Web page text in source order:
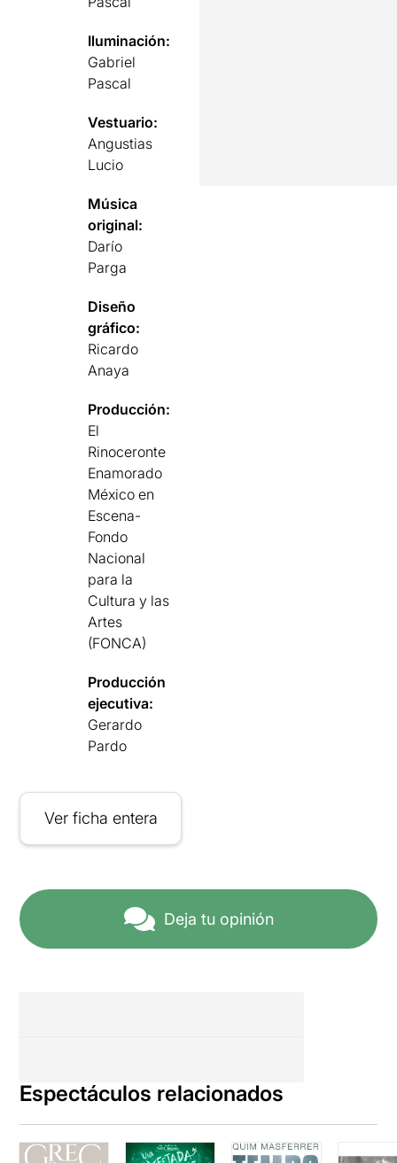
Iluminación:
Gabriel
Pascal
Vestuario:
Angustias
Lucio
Música
original:
Darío
Parga
Diseño
gráfico:
Ricardo
Anaya
Producción:
El
Rinoceronte
Enamorado
México en
Escena-
Fondo
Nacional
para la
Cultura y las
Artes
(FONCA)
Producción
ejecutiva:
Gerardo
Pardo
Ver ficha entera
Deja tu opinión
Espectáculos relacionados